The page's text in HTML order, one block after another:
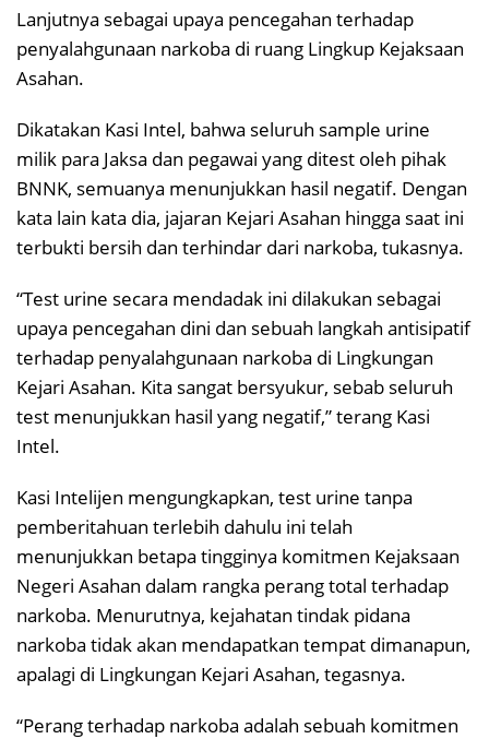
Lanjutnya sebagai upaya pencegahan terhadap
penyalahgunaan narkoba di ruang Lingkup Kejaksaan
Asahan.
Dikatakan Kasi Intel, bahwa seluruh sample urine
milik para Jaksa dan pegawai yang ditest oleh pihak
BNNK, semuanya menunjukkan hasil negatif. Dengan
kata lain kata dia, jajaran Kejari Asahan hingga saat ini
terbukti bersih dan terhindar dari narkoba, tukasnya.
“Test urine secara mendadak ini dilakukan sebagai
upaya pencegahan dini dan sebuah langkah antisipatif
terhadap penyalahgunaan narkoba di Lingkungan
Kejari Asahan. Kita sangat bersyukur, sebab seluruh
test menunjukkan hasil yang negatif,” terang Kasi
Intel.
Kasi Intelijen mengungkapkan, test urine tanpa
pemberitahuan terlebih dahulu ini telah
menunjukkan betapa tingginya komitmen Kejaksaan
Negeri Asahan dalam rangka perang total terhadap
narkoba. Menurutnya, kejahatan tindak pidana
narkoba tidak akan mendapatkan tempat dimanapun,
apalagi di Lingkungan Kejari Asahan, tegasnya.
“Perang terhadap narkoba adalah sebuah komitmen